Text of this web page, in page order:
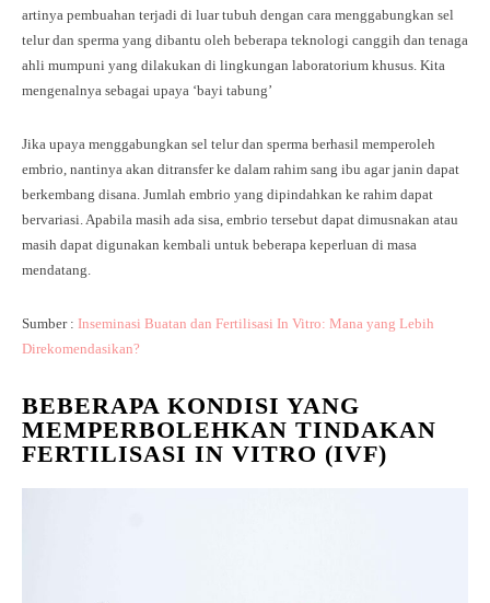
artinya pembuahan terjadi di luar tubuh dengan cara menggabungkan sel
telur dan sperma yang dibantu oleh beberapa teknologi canggih dan tenaga
ahli mumpuni yang dilakukan di lingkungan laboratorium khusus. Kita
mengenalnya sebagai upaya ‘bayi tabung’
Jika upaya menggabungkan sel telur dan sperma berhasil memperoleh
embrio, nantinya akan ditransfer ke dalam rahim sang ibu agar janin dapat
berkembang disana. Jumlah embrio yang dipindahkan ke rahim dapat
bervariasi. Apabila masih ada sisa, embrio tersebut dapat dimusnakan atau
masih dapat digunakan kembali untuk beberapa keperluan di masa
mendatang.
Sumber : Inseminasi Buatan dan Fertilisasi In Vitro: Mana yang Lebih
Direkomendasikan?
BEBERAPA KONDISI YANG
MEMPERBOLEHKAN TINDAKAN
FERTILISASI IN VITRO (IVF)